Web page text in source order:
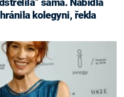
kolegyni, řekla